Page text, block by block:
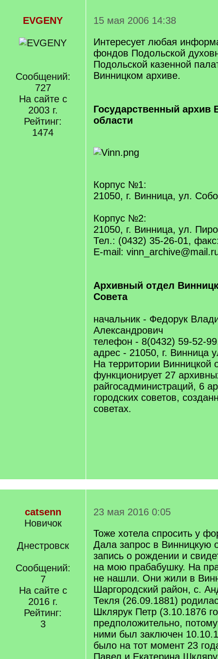
EVGENY
Сообщений:
727
На сайте с
2003 г.
Рейтинг:
1474
15 мая 2006 14:38
Интересует любая
фондов Подольской
Подольской казенной
Винницком архиве.
Государственный архив
области
Корпус №1:
21050, г. Винница, ул.
Корпус №2:
21050, г. Винница, ул.
Тел.: (0432) 35-26-01,
E-mail:
Архивный отдел
Совета
начальник - Федорук
Александрович
телефон - 8(0432) 59-52-
адрес - 21050, г. Винница
На территории Винницкой
функционирует 27
райгосадминистраций, 6
городских советов,
советах.
catsenn
Новичок
Днестровск
Сообщений:
7
На сайте с
2016 г.
Рейтинг:
3
23 мая 2016 0:05
Тоже хотела спросить у
Дала запрос в Винницкую
запись о рождении и
на мою прабабушку. На
не нашли. Они жили в
Шаргородский район, с.
Текля (26.09.1881)
Шклярук Петр (3.10.1876
предположительно,
ними был заключен
было на тот момент 23
Павел и Екатерина